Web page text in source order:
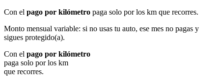
Con el pago por kilómetro paga solo por los km que recorres.
Monto mensual variable: si no usas tu auto, ese mes no pagas y
sigues protegido(a).
Con el pago por kilómetro
paga solo por los km
que recorres.